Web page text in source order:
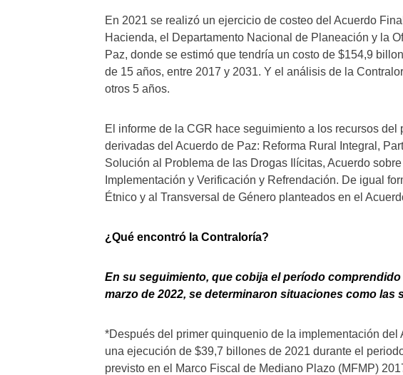
En 2021 se realizó un ejercicio de costeo del Acuerdo
Hacienda, el Departamento Nacional de Planeación y la
Paz, donde se estimó que tendría un costo de $154,9
de 15 años, entre 2017 y 2031. Y el análisis de la
otros 5 años.
El informe de la CGR hace seguimiento a los recursos
derivadas del Acuerdo de Paz: Reforma Rural Integral,
Solución al Problema de las Drogas Ilícitas, Acuerdo
Implementación y Verificación y Refrendación. De igual
Étnico y al Transversal de Género planteados en el
¿Qué encontró la Contraloría?
En su seguimiento, que cobija el período
marzo de 2022, se determinaron situaciones como las
*Después del primer quinquenio de la implementación
una ejecución de $39,7 billones de 2021 durante el
previsto en el Marco Fiscal de Mediano Plazo (MFMP)